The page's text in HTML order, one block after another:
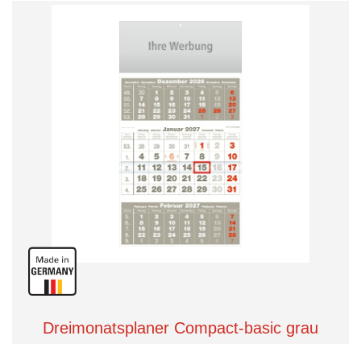
Dreimonatsplaner Compact-basic grau